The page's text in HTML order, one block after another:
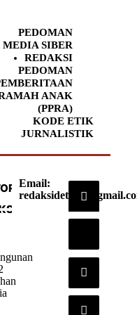
PEDOMAN
MEDIA SIBER
REDAKSI
PEDOMAN
ANAK
(PPRA)
KODE ETIK
JURNALISTIK
Email: